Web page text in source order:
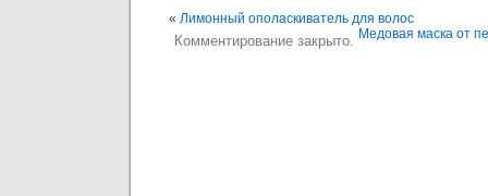
« Лимонный ополаскиватель для волос
Медовая маска от
Комментирование закрыто.